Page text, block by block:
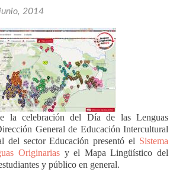
2014
la celebración del Día de las Lenguas
General de Educación Intercultural
del sector Educación presentó el Sistema
Originariasy el Mapa Lingüístico del
y público en general.